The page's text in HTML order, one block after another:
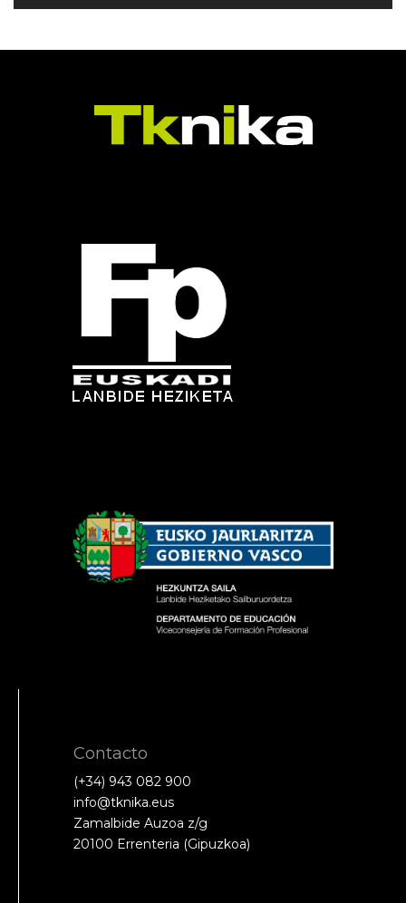
Contacto
(+34) 943 082 900
info@tknika.eus
Zamalbide Auzoa z/g
20100 Errenteria (Gipuzkoa)